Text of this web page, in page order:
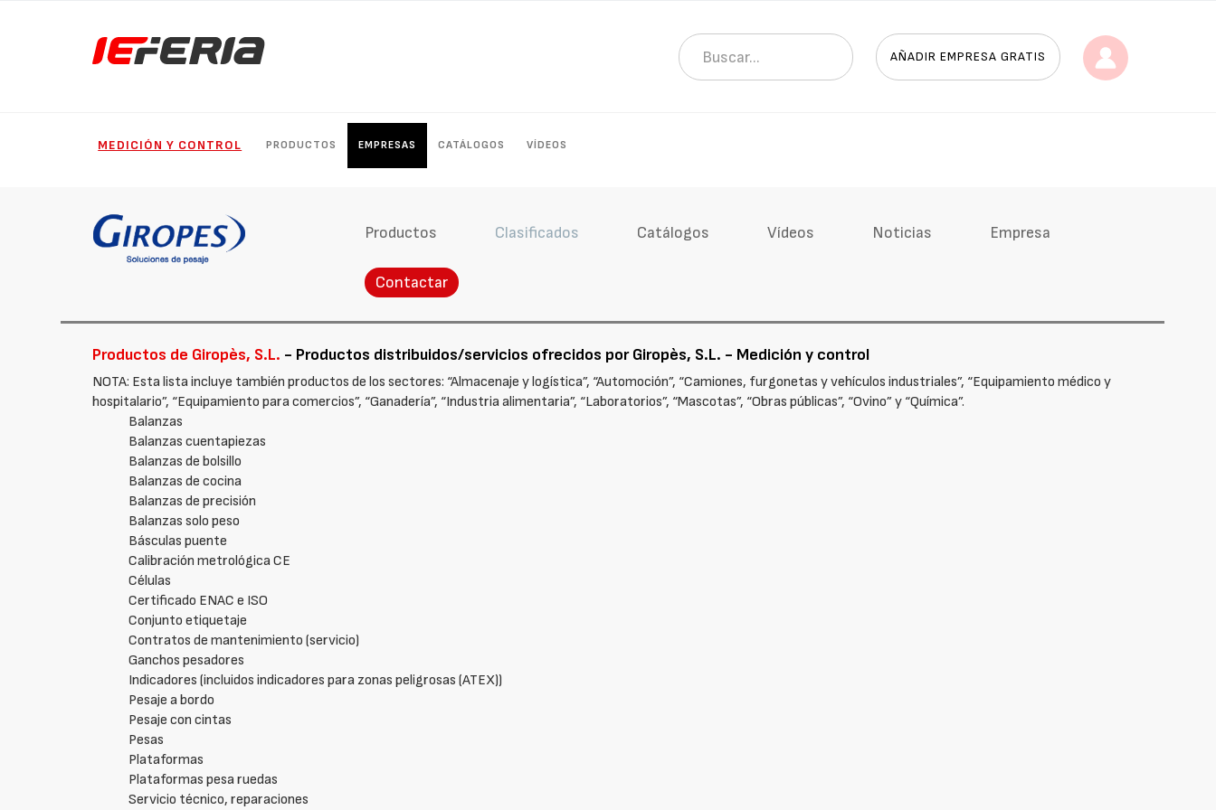
AÑADIR EMPRESA GRATIS
MEDICIÓN Y CONTROL PRODUCTOS EMPRESAS CATÁLOGOS VÍDEOS
Productos Clasificados Catálogos Vídeos Noticias Empresa
Contactar
Productos de Giropès, S.L. - Productos distribuidos/servicios ofrecidos por Giropès, S.L. - Medición y control
NOTA: Esta lista incluye también productos de los sectores: “Almacenaje y logística”, “Automoción”, “Camiones, furgonetas y vehículos industriales”, “Equipamiento médico y
hospitalario”, “Equipamiento para comercios”, “Ganadería”, “Industria alimentaria”, “Laboratorios”, “Mascotas”, “Obras públicas”, “Ovino” y “Química”.
Balanzas
Balanzas cuentapiezas
Balanzas de bolsillo
Balanzas de cocina
Balanzas de precisión
Balanzas solo peso
Básculas puente
Calibración metrológica CE
Células
Certificado ENAC e ISO
Conjunto etiquetaje
Contratos de mantenimiento (servicio)
Ganchos pesadores
Indicadores (incluidos indicadores para zonas peligrosas (ATEX))
Pesaje a bordo
Pesaje con cintas
Pesas
Plataformas
Plataformas pesa ruedas
Servicio técnico, reparaciones